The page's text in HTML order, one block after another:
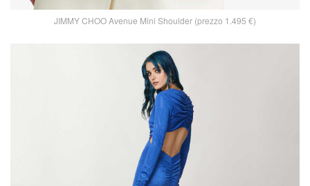
JIMMY CHOO Avenue Mini Shoulder (prezzo 1.495 €)